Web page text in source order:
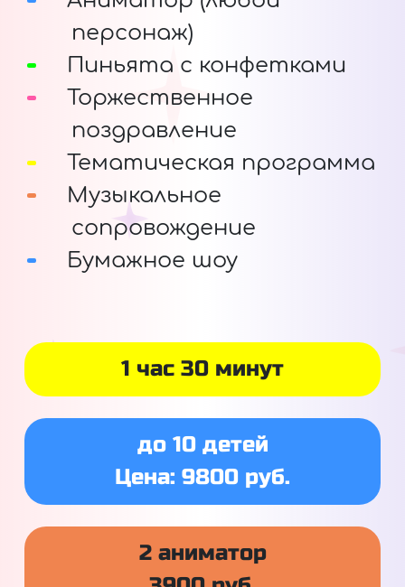
персонаж)
Пиньята с конфетками
Торжественное
поздравление
Тематическая программа
Музыкальное
сопровождение
Бумажное шоу
1 час 30 минут
до 10 детей
Цена: 9800 руб.
2 аниматор